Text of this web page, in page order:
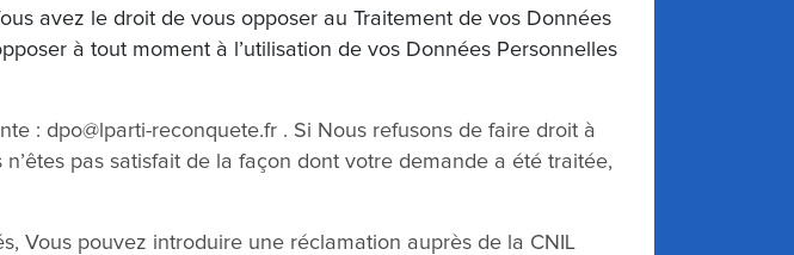
avez le droit de vous opposer au Traitement de vos Données
à tout moment à l’utilisation de vos Données Personnelles
: dpo@lparti-reconquete.fr . Si Nous refusons de faire droit à
pas satisfait de la façon dont votre demande a été traitée,
Vous pouvez introduire une réclamation auprès de la CNIL